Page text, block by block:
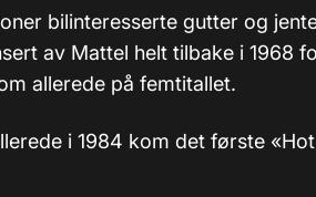
bilinteresserte gutter og
av Mattel helt tilbake i 1968
allerede på femtitallet.
i 1984 kom det første